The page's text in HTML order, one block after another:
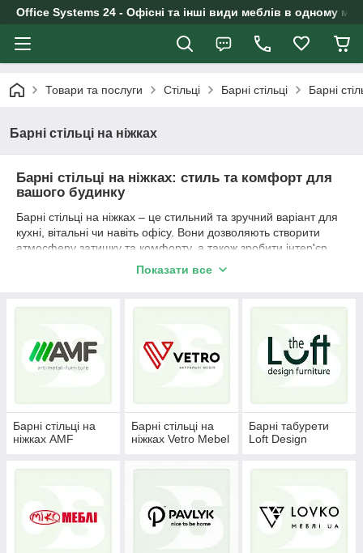
Office Systems 24 - Офісні та інші види меблів в одному
Товари та послуги Стільці Барні стільці Барні
Барні стільці на ніжках
Барні стільці на ніжках: стиль та комфорт для
вашого будинку
Барні стільці на ніжках – це стильний та зручний варіант для
кухні, вітальні чи навіть офісу. Вони дозволяють створити
атмосферу затишку та комфорту, а також зробити інтер'єр
більш сучасним та динамічним.
місце для сидіння, наприклад, на кухні або у вітальні.
Барні стільці представлені в широкому асортименті кольорів,
уподобаннями.
Показати все
Барні стільці на
ніжках AMF
Барні стільці на
ніжках Vetro Mebel
Барні табурети
Loft Design